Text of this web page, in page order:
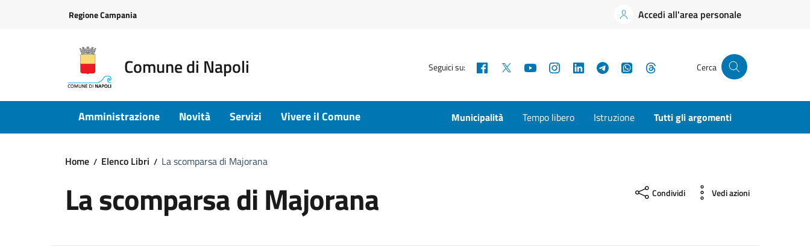
Regione Campania Accedi all'area personale
Comune di Napoli Seguici su: Facebook YouTubeInstagramLinkedInTelegramWhatsApp Cerca
Amministrazione Novità Servizi Vivere il Comune Municipalità Tempo libero Istruzione Tutti gli argomenti
Home Elenco Libri La scomparsa di Majorana
La scomparsa di Majorana Condividi Vedi azioni